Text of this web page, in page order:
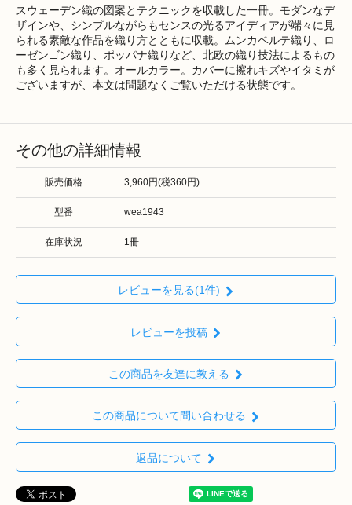
スウェーデン織の図案とテクニックを収載した一冊。モダンなデ
ザインや、シンプルながらもセンスの光るアイディアが端々に見
られる素敵な作品を織り方とともに収載。ムンカベルテ織り、ロ
ーゼンゴン織り、ポッパナ織りなど、北欧の織り技法によるもの
も多く見られます。オールカラー。カバーに擦れキズやイタミが
ございますが、本文は問題なくご覧いただける状態です。
その他の詳細情報
販売価格 3,960円(税360円)
型番 wea1943
在庫状況 1冊
レビューを見る(1件)
レビューを投稿
この商品を友達に教える
この商品について問い合わせる
返品について